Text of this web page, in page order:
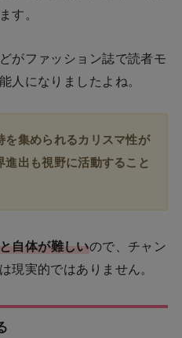
す。
がファッション誌で読者モ
人になりましたよね。
を集められるカリスマ性が
進出も視野に活動すること
自体が難しいので、チャン
現実的ではありません。